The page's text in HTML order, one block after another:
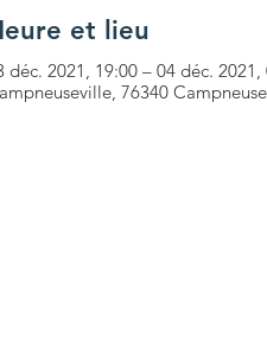
et lieu
déc. 2021, 19:00 – 04 déc. 2021,
76340